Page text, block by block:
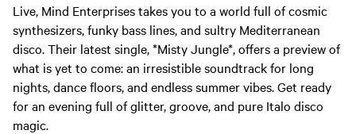
Live, Mind Enterprises takes you to a world full of cosmic
synthesizers, funky bass lines, and sultry Mediterranean
disco. Their latest single, *Misty Jungle*, offers a preview of
what is yet to come: an irresistible soundtrack for long
nights, dance floors, and endless summer vibes. Get ready
for an evening full of glitter, groove, and pure Italo disco
magic.